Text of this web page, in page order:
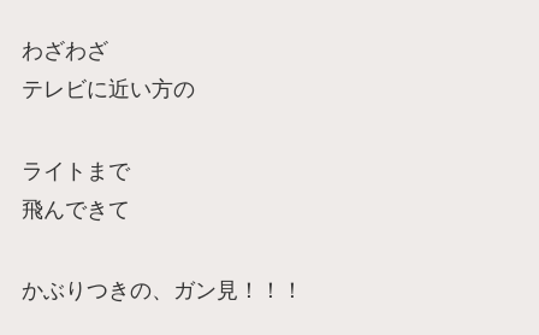
わざわざ
テレビに近い方の
ライトまで
飛んできて
かぶりつきの、ガン見！！！